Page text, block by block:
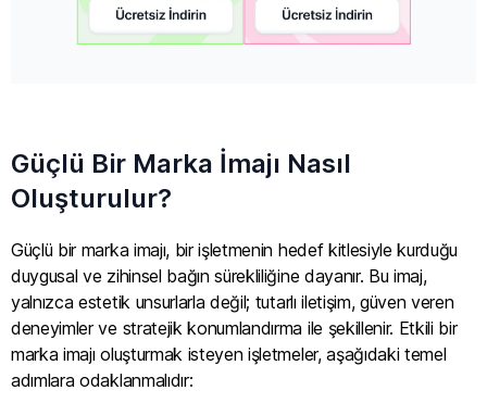
Güçlü Bir Marka İmajı Nasıl
Oluşturulur?
Güçlü bir marka imajı, bir işletmenin hedef kitlesiyle kurduğu
duygusal ve zihinsel bağın sürekliliğine dayanır. Bu imaj,
yalnızca estetik unsurlarla değil; tutarlı iletişim, güven veren
deneyimler ve stratejik konumlandırma ile şekillenir. Etkili bir
marka imajı oluşturmak isteyen işletmeler, aşağıdaki temel
adımlara odaklanmalıdır: